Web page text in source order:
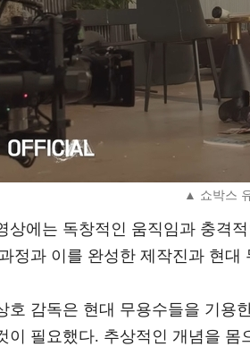
▲ 쇼박스
상에는 독창적인 움직임과 충격
정과 이를 완성한 제작진과 현대
호 감독은 현대 무용수들을 기용
이 필요했다. 추상적인 개념을